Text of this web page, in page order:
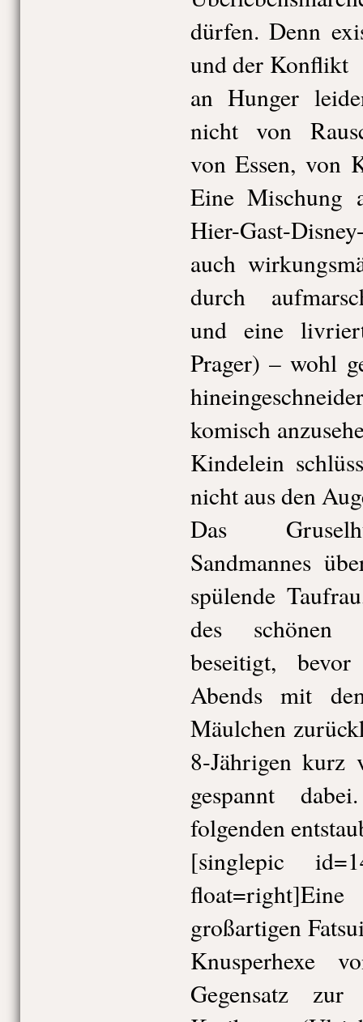
dürfen. Denn
und der Konflikt
an Hunger
nicht von
von Essen, von
Eine Mischung
Hier-Gast-
auch
durch
und eine
Prager) – wohl
komisch
Kindelein
nicht aus den
Das
Sandmannes
spülende
des schönen
beseitigt,
Abends mit
Mäulchen
8-Jährigen kurz
gespannt
folgenden
[singlepic
großartigen
Knusperhexe
Gegensatz